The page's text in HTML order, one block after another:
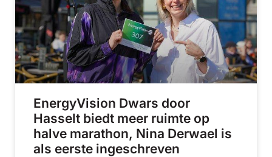
EnergyVision Dwars door
Hasselt biedt meer ruimte op
halve marathon, Nina Derwael is
als eerste ingeschreven